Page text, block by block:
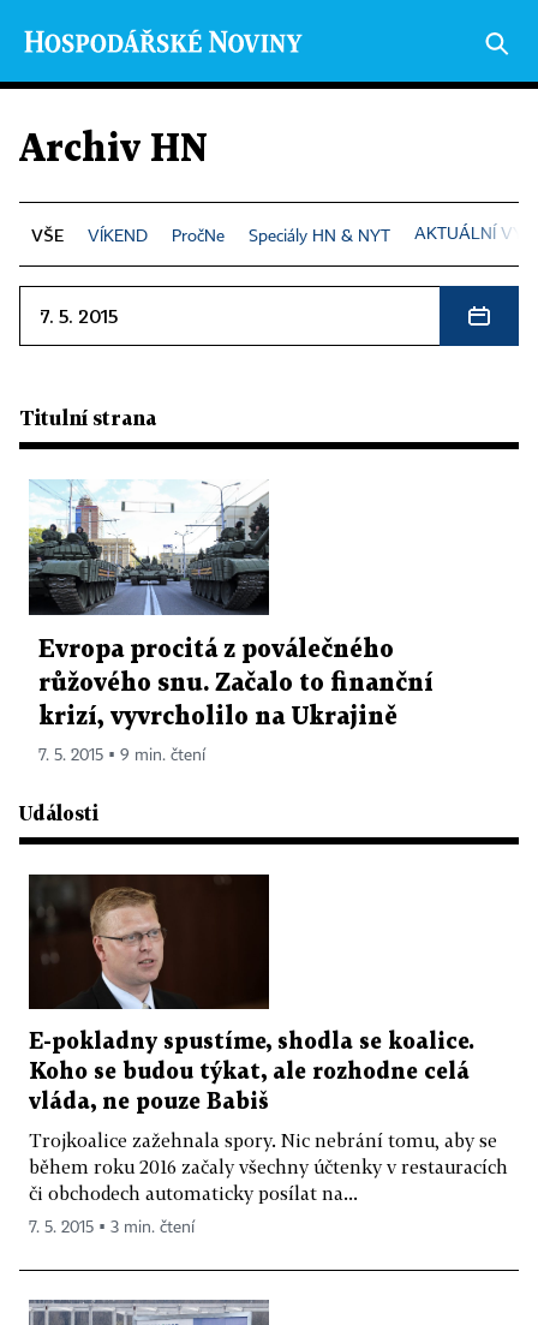
Archiv HN
VÍKEND PročNe Speciály HN & NYT AKTUÁLNÍ
7. 5. 2015
Titulní strana
Evropa procitá z poválečného
růžového snu. Začalo to finanční
krizí, vyvrcholilo na Ukrajině
7. 5. 2015 ▪ 9 min. čtení
Události
E-pokladny spustíme, shodla se koalice.
Koho se budou týkat, ale rozhodne celá
vláda, ne pouze Babiš
Trojkoalice zažehnala spory. Nic nebrání tomu, aby se
během roku 2016 začaly všechny účtenky v restauracích
či obchodech automaticky posílat na...
7. 5. 2015 ▪ 3 min. čtení